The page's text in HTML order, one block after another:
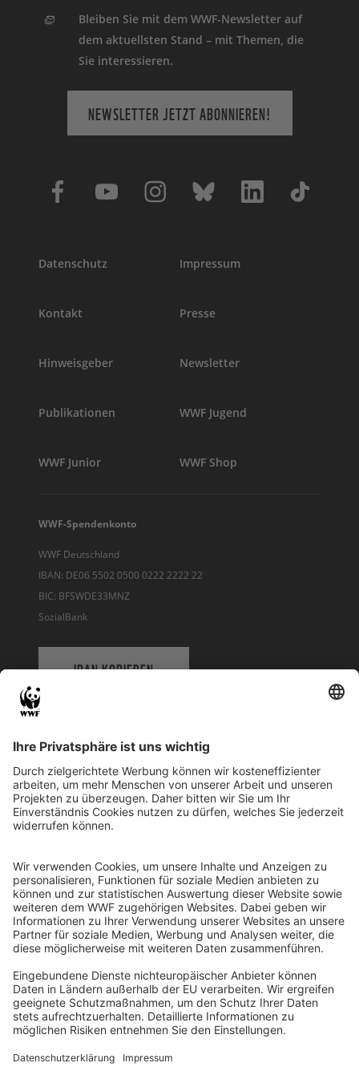
Bleiben Sie mit dem WWF-Newsletter auf
dem aktuellsten Stand – mit Themen, die
Sie interessieren.
NEWSLETTER JETZT ABONNIEREN!
Datenschutz Impressum
Kontakt Presse
Hinweisgeber Newsletter
Publikationen WWF Jugend
WWF Junior WWF Shop
WWF-Spendenkonto
WWF Deutschland
IBAN: DE06 5502 0500 0222 2222 22
BIC: BFSWDE33MNZ
SozialBank
IBAN KOPIEREN
WWF Deutschland
Reinhardtstr. 18
10117 Berlin
Ihre Spende kann steuerlich geltend gemacht werden
Registriert als Stiftung WWF Deutschland, Senatsverwaltung für
Justiz Berlin, Az: 3416/976/2
Umsatzsteuer-Identifikationsnummer: DE 114236103
Freistellungsbescheid: Als gemeinnützige Körperschaft befreit
von der Körperschaftssteuer gem. §5 I 9 KStg. unter der
Steuernummer 27/641/09321